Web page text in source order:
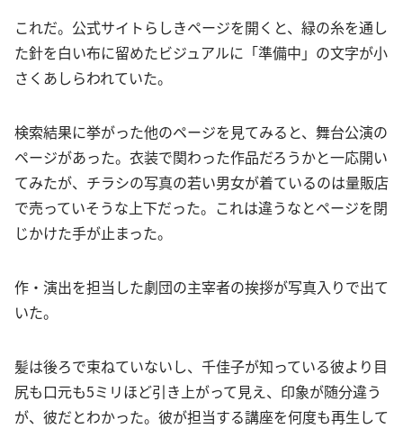
これだ。公式サイトらしきページを開くと、緑の糸を通し
た針を白い布に留めたビジュアルに「準備中」の文字が小
さくあしらわれていた。
検索結果に挙がった他のページを見てみると、舞台公演の
ページがあった。衣装で関わった作品だろうかと一応開い
てみたが、チラシの写真の若い男女が着ているのは量販店
で売っていそうな上下だった。これは違うなとページを閉
じかけた手が止まった。
作・演出を担当した劇団の主宰者の挨拶が写真入りで出て
いた。
髪は後ろで束ねていないし、千佳子が知っている彼より目
尻も口元も5ミリほど引き上がって見え、印象が随分違う
が、彼だとわかった。彼が担当する講座を何度も再生して